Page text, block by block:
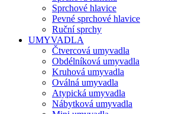
Sprchové hlavice
Pevné sprchové hlavice
Ruční sprchy
UMYVADLA
Čtvercová umyvadla
Obdélníková umyvadla
Kruhová umyvadla
Oválná umyvadla
Atypická umyvadla
Nábytková umyvadla